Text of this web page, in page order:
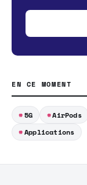
EN CE MOMENT
5G AirPods
Applications